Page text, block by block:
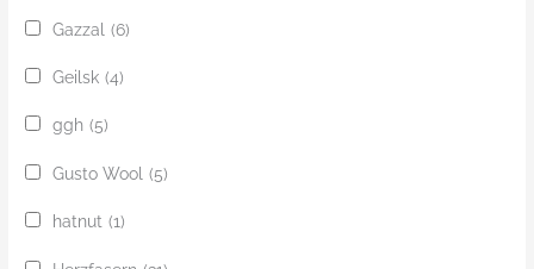
Gazzal (6)
Geilsk (4)
ggh (5)
Gusto Wool (5)
hatnut (1)